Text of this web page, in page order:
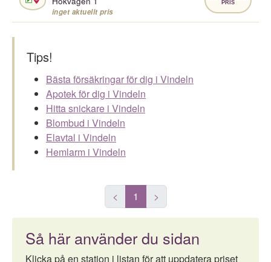
inget aktuellt pris
PRIS
Tips!
Bästa försäkringar för dig i Vindeln
Apotek för dig i Vindeln
Hitta snickare i Vindeln
Blombud i Vindeln
Elavtal i Vindeln
Hemlarm i Vindeln
< 1 >
Så här använder du sidan
Klicka på en station i listan för att uppdatera priset